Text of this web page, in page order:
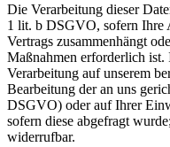
Die Verarbeitung dieser
1 lit. b DSGVO, sofern Ihre
Vertrags zusammenhängt
Maßnahmen erforderlich
Verarbeitung auf unserem
Bearbeitung der an uns
DSGVO) oder auf Ihrer
sofern diese abgefragt
widerrufbar.